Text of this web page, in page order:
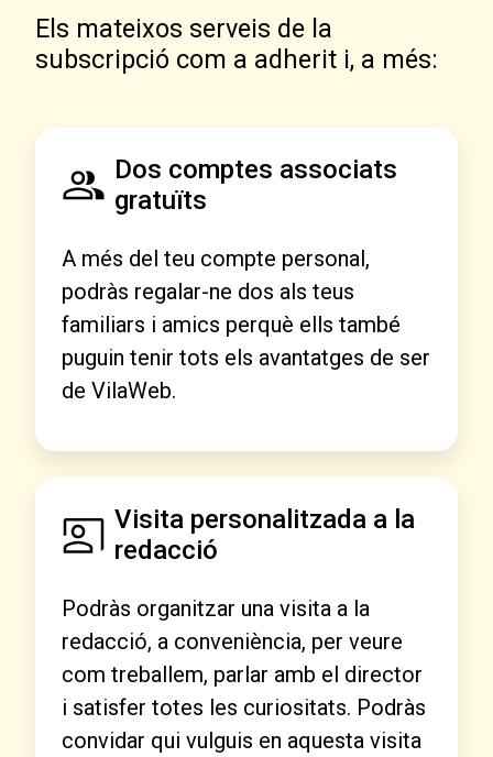
Els mateixos serveis de la
subscripció com a adherit i, a més:
Dos comptes associats
gratuïts
A més del teu compte personal,
podràs regalar-ne dos als teus
familiars i amics perquè ells també
puguin tenir tots els avantatges de ser
de VilaWeb.
Visita personalitzada a la
redacció
Podràs organitzar una visita a la
redacció, a conveniència, per veure
com treballem, parlar amb el director
i satisfer totes les curiositats. Podràs
convidar qui vulguis en aquesta visita